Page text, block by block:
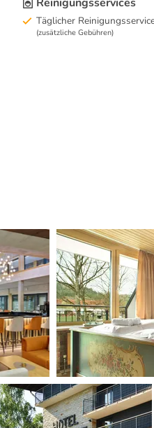
Täglicher
(zusätzliche Gebühren)